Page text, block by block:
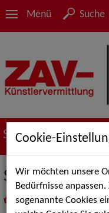
Menü Suche
Suche nach
SPEZI-DISCO
inMeine Merkliste
Cookie-
Wir möchten unsere
Bedürfnisse
sogenannte Cookies